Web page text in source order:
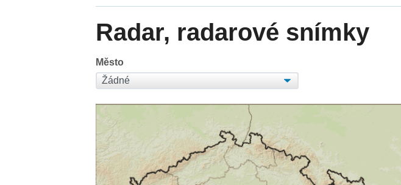
Radar, radarové snímky
Město